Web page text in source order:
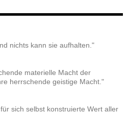
nichts kann sie aufhalten."
materielle Macht der
herrschende geistige Macht."
sich selbst konstruierte Wert aller